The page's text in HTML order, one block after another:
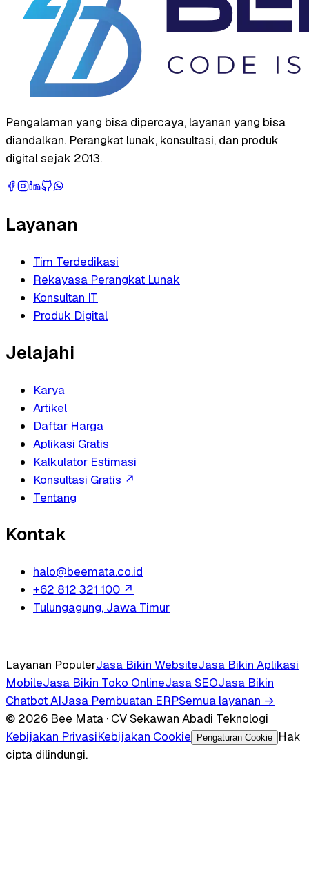
Pengalaman yang bisa dipercaya, layanan yang bisa
diandalkan. Perangkat lunak, konsultasi, dan produk
digital sejak 2013.
Layanan
Tim Terdedikasi
Rekayasa Perangkat Lunak
Konsultan IT
Produk Digital
Jelajahi
Karya
Artikel
Daftar Harga
Aplikasi Gratis
Kalkulator Estimasi
Konsultasi Gratis ↗
Tentang
Kontak
halo@beemata.co.id
+62 812 321 100 ↗
Tulungagung, Jawa Timur
Layanan PopulerJasa Bikin WebsiteJasa Bikin Aplikasi
MobileJasa Bikin Toko OnlineJasa SEOJasa Bikin
Chatbot AIJasa Pembuatan ERPSemua layanan →
© 2026 Bee Mata · CV Sekawan Abadi Teknologi
Kebijakan PrivasiKebijakan Cookie Pengaturan Cookie
Hak
cipta dilindungi.